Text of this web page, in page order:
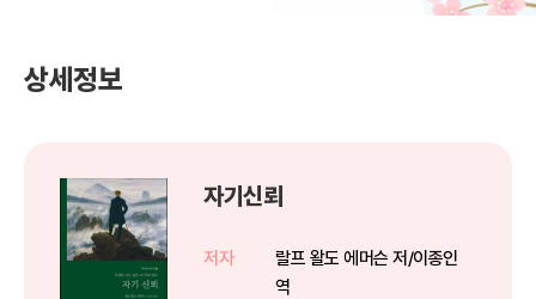
상세정보
자기신뢰
저자
랄프 왈도 에머슨 저/이종인
역